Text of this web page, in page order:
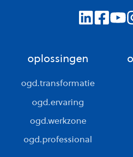
oplossingen
ogd.transformatie
ogd.ervaring
ogd.werkzone
ogd.professional